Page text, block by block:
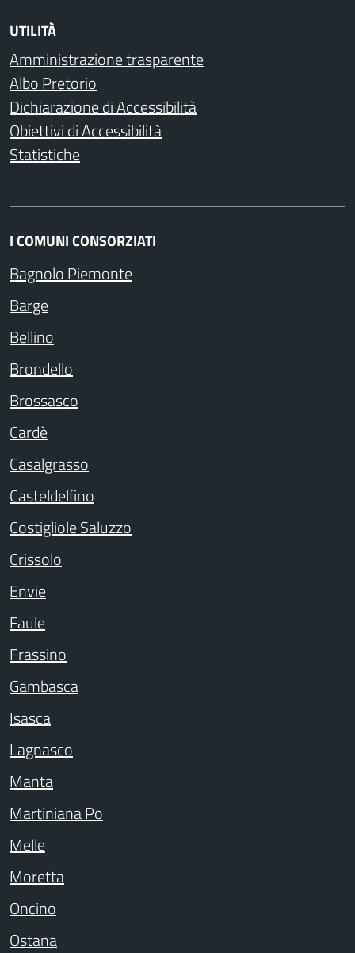
UTILITÀ
Amministrazione trasparente
Albo Pretorio
Dichiarazione di Accessibilità
Obiettivi di Accessibilità
Statistiche
I COMUNI CONSORZIATI
Bagnolo Piemonte
Barge
Bellino
Brondello
Brossasco
Cardè
Casalgrasso
Casteldelfino
Costigliole Saluzzo
Crissolo
Envie
Faule
Frassino
Gambasca
Isasca
Lagnasco
Manta
Martiniana Po
Melle
Moretta
Oncino
Ostana